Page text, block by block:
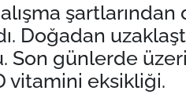
şartlarından
Doğadan
Son günlerde
vitamini eksikliği.